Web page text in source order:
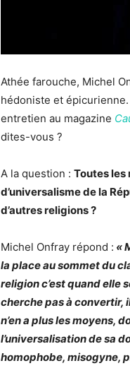
Athée farouche, Michel
hédoniste et
entretien au magazine
dites-vous ?
A la question : Toutes les
d’universalisme de la
d’autres religions ?
Michel Onfray répond : «
la place au sommet du
religion c’est quand elle
cherche pas à convertir,
n’en a plus les moyens,
l’universalisation de sa
homophobe, misogyne,